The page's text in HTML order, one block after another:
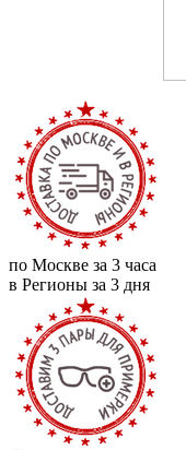
по Москве за 3 часа
в Регионы за 3 дня